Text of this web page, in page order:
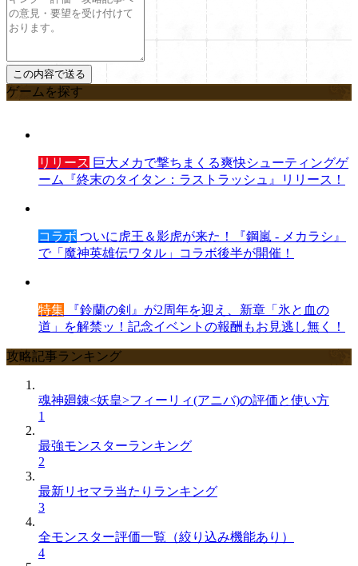
ゲームを探す
リリース 巨大メカで撃ちまくる爽快シューティングゲ
ーム『終末のタイタン：ラストラッシュ』リリース！
コラボ ついに虎王＆影虎が来た！『鋼嵐 - メカラシ』
で「魔神英雄伝ワタル」コラボ後半が開催！
特集 『鈴蘭の剣』が2周年を迎え、新章「氷と血の
道」を解禁ッ！記念イベントの報酬もお見逃し無く！
攻略記事ランキング
魂神廻錬<妖皇>フィーリィ(アニバ)の評価と使い方
1
最強モンスターランキング
2
最新リセマラ当たりランキング
3
全モンスター評価一覧（絞り込み機能あり）
4